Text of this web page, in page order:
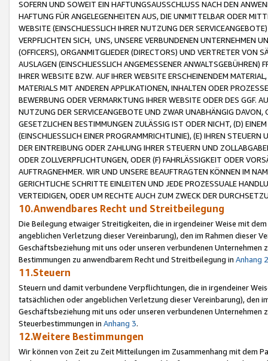
SOFERN UND SOWEIT EIN HAFTUNGSAUSSCHLUSS NACH DEN
HAFTUNG FÜR ANGELEGENHEITEN AUS, DIE UNMITTELBAR ODER
WEBSITE (EINSCHLIESSLICH IHRER NUTZUNG DER
VERPFLICHTEN SICH, UNS, UNSERE VERBUNDENEN UNTERNEHMEN
(OFFICERS), ORGANMITGLIEDER (DIRECTORS) UND VERTRETER VON
AUSLAGEN (EINSCHLIESSLICH ANGEMESSENER
IHRER WEBSITE BZW. AUF IHRER WEBSITE ERSCHEINENDEM
MATERIALS MIT ANDEREN APPLIKATIONEN, INHALTEN ODER
BEWERBUNG ODER VERMARKTUNG IHRER WEBSITE ODER DES GGF.
NUTZUNG DER SERVICEANGEBOTE UND ZWAR UNABHÄNGIG
GESETZLICHEN BESTIMMUNGEN ZULÄSSIG IST ODER NICHT, (D)
(EINSCHLIESSLICH EINER PROGRAMMRICHTLINIE), (E) IHREN
DER EINTREIBUNG ODER ZAHLUNG IHRER STEUERN UND
ODER ZOLLVERPFLICHTUNGEN, ODER (F) FAHRLÄSSIGKEIT ODER
AUFTRAGNEHMER. WIR UND UNSERE BEAUFTRAGTEN KÖNNEN IM
GERICHTLICHE SCHRITTE EINLEITEN UND JEDE PROZESSUALE
VERTEIDIGEN, ODER UM RECHTE AUCH ZUM ZWECK DER
10.Anwendbares Recht und Streitbeilegung
Die Beilegung etwaiger Streitigkeiten, die in irgendeiner Weise mit
angeblichen Verletzung dieser Vereinbarung), den im Rahmen dieser
Geschäftsbeziehung mit uns oder unseren verbundenen
Bestimmungen zu anwendbarem Recht und Streitbeilegung in Anhang 2
11.Steuern
Steuern und damit verbundene Verpflichtungen, die in irgendeiner
tatsächlichen oder angeblichen Verletzung dieser Vereinbarung), den
Geschäftsbeziehung mit uns oder unseren verbundenen
Steuerbestimmungen in Anhang 3.
12.Weitere Bestimmungen
Wir können von Zeit zu Zeit Mitteilungen im Zusammenhang mit dem